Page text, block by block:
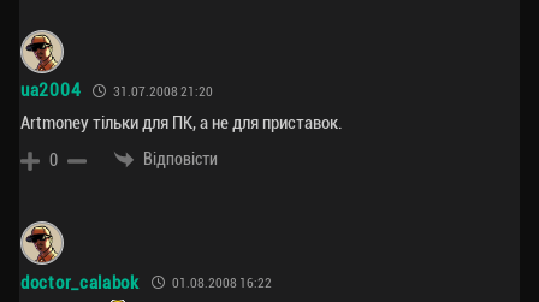
ua2004 31.07.2008 21:20
Artmoney тільки для ПК, а не для приставок.
0 Відповісти
doctor_calabok 01.08.2008 16:22